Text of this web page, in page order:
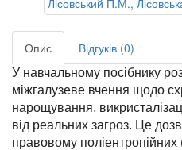
Опис Відгуків (0)
У навчальному посібнику
міжгалузеве вчення щодо
нарощування,
від реальних загроз. Це
правовому